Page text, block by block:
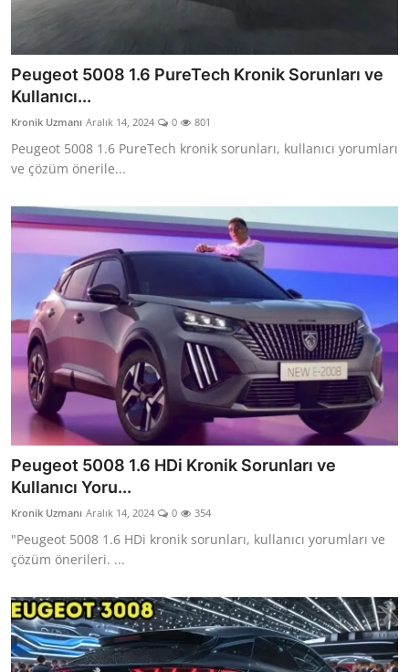
Klima & Konfor
Şanzıman & Aktarma
Multimedya & Elektronik
Peugeot 5008 1.6 PureTech Kronik Sorunları ve
Kullanıcı...
Kronik Uzmanı Aralık 14, 2024 0 801
Peugeot 5008 1.6 PureTech kronik sorunları, kullanıcı yorumları
ve çözüm önerile...
Peugeot 5008 1.6 HDi Kronik Sorunları ve
Kullanıcı Yoru...
Kronik Uzmanı Aralık 14, 2024 0 354
"Peugeot 5008 1.6 HDi kronik sorunları, kullanıcı yorumları ve
çözüm önerileri. ...